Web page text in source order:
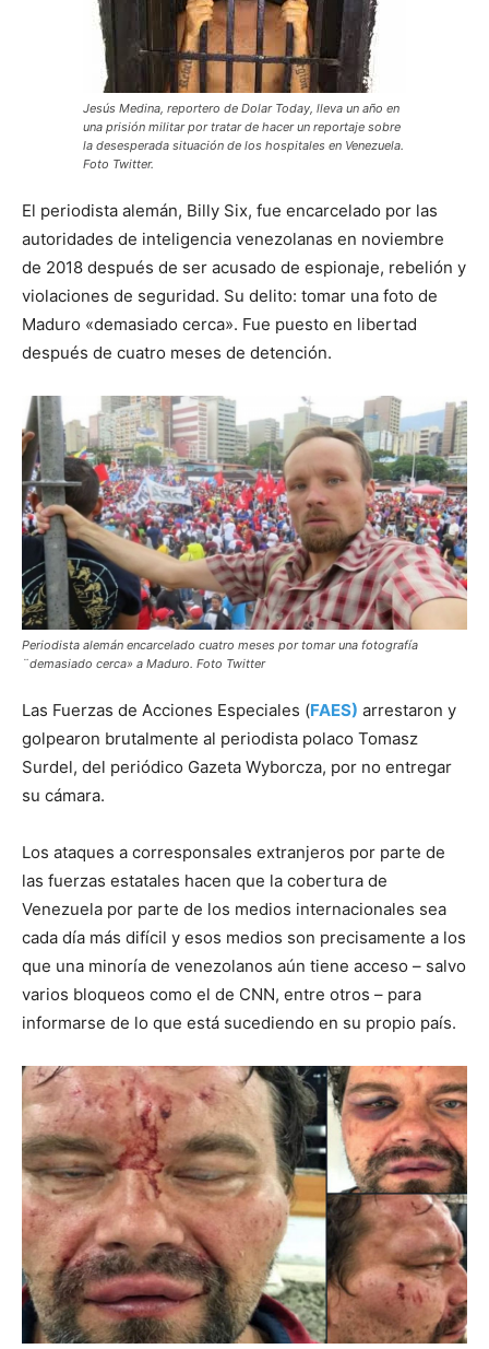
Jesús Medina, reportero de Dolar Today, lleva un año en
una prisión militar por tratar de hacer un reportaje sobre
la desesperada situación de los hospitales en Venezuela.
Foto Twitter.
El periodista alemán, Billy Six, fue encarcelado por las
autoridades de inteligencia venezolanas en noviembre
de 2018 después de ser acusado de espionaje, rebelión y
violaciones de seguridad. Su delito: tomar una foto de
Maduro «demasiado cerca». Fue puesto en libertad
después de cuatro meses de detención.
Periodista alemán encarcelado cuatro meses por tomar una fotografía
¨demasiado cerca» a Maduro. Foto Twitter
Las Fuerzas de Acciones Especiales (FAES) arrestaron y
golpearon brutalmente al periodista polaco Tomasz
Surdel, del periódico Gazeta Wyborcza, por no entregar
su cámara.
Los ataques a corresponsales extranjeros por parte de
las fuerzas estatales hacen que la cobertura de
Venezuela por parte de los medios internacionales sea
cada día más difícil y esos medios son precisamente a los
que una minoría de venezolanos aún tiene acceso – salvo
varios bloqueos como el de CNN, entre otros – para
informarse de lo que está sucediendo en su propio país.